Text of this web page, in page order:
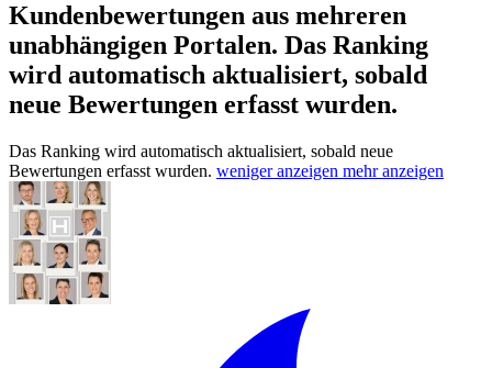
Kundenbewertungen aus mehreren
unabhängigen Portalen. Das Ranking
wird automatisch aktualisiert, sobald
neue Bewertungen erfasst wurden.
Das Ranking wird automatisch aktualisiert, sobald neue
Bewertungen erfasst wurden. weniger anzeigen mehr anzeigen